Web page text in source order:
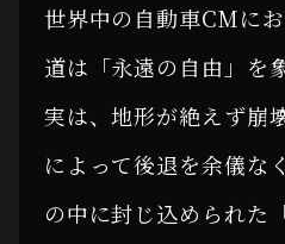
世界中の自動車CMに
道は「永遠の自由」を
実は、地形が絶えず崩
によって後退を余儀な
の中に封じ込められた